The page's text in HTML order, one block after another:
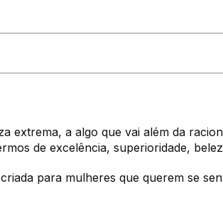
extrema, a algo que vai além da
de excelência, superioridade,
para mulheres que querem se